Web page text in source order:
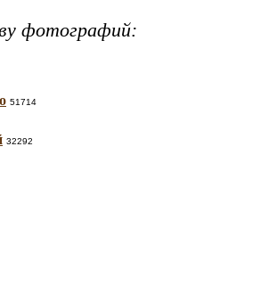
фотографий:
51714
32292